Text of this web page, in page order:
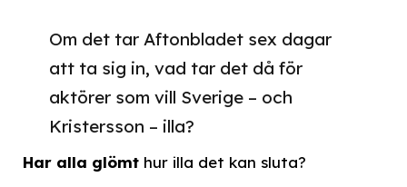
Om det tar Aftonbladet sex dagar
att ta sig in, vad tar det då för
aktörer som vill Sverige – och
Kristersson – illa?
Har alla glömt hur illa det kan sluta?